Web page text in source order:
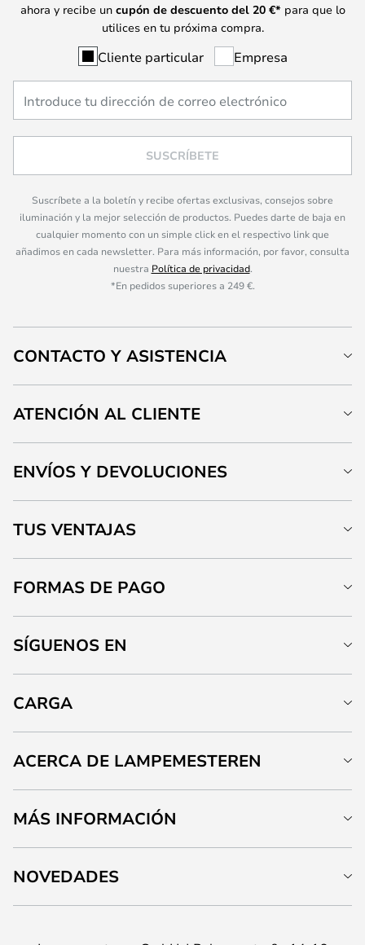
ahora y recibe un cupón de descuento del 20 €* para que lo
utilices en tu próxima compra.
Cliente particular Empresa
SUSCRÍBETE
Suscríbete a la boletín y recibe ofertas exclusivas, consejos sobre
iluminación y la mejor selección de productos. Puedes darte de baja en
cualquier momento con un simple click en el respectivo link que
añadimos en cada newsletter. Para más información, por favor, consulta
nuestra Política de privacidad.
*En pedidos superiores a 249 €.
CONTACTO Y ASISTENCIA
ATENCIÓN AL CLIENTE
ENVÍOS Y DEVOLUCIONES
TUS VENTAJAS
FORMAS DE PAGO
SÍGUENOS EN
CARGA
ACERCA DE LAMPEMESTEREN
MÁS INFORMACIÓN
NOVEDADES